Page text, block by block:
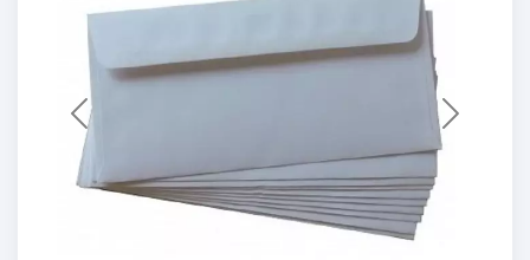
Previous Next